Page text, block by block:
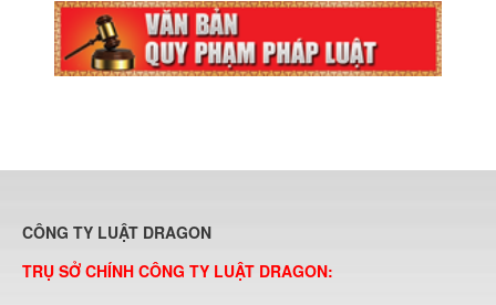
CÔNG TY LUẬT DRAGON
TRỤ SỞ CHÍNH CÔNG TY LUẬT DRAGON: